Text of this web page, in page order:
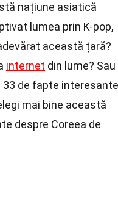
națiune asiatică
lumea prin K-pop,
această țară?
internet din lume? Sau
33 de fapte interesante
mai bine această
despre Coreea de